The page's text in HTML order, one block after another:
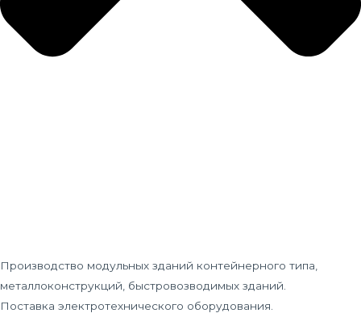
Производство модульных зданий контейнерного типа,
металлоконструкций, быстровозводимых зданий.
Поставка электротехнического оборудования.